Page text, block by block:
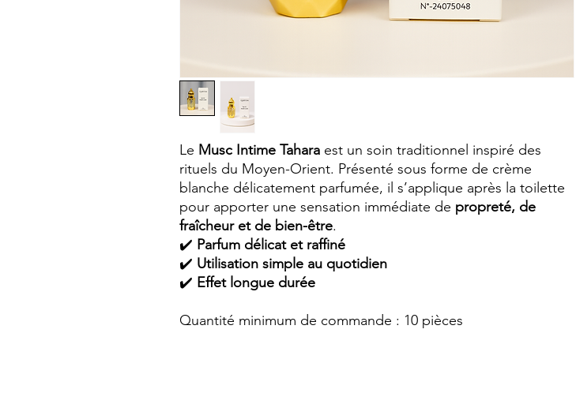
Le Musc Intime Tahara est un soin traditionnel inspiré des
rituels du Moyen-Orient. Présenté sous forme de crème
blanche délicatement parfumée, il s’applique après la toilette
pour apporter une sensation immédiate de propreté, de
fraîcheur et de bien-être.
✔️ Parfum délicat et raffiné
✔️ Utilisation simple au quotidien
✔️ Effet longue durée
Quantité minimum de commande : 10 pièces